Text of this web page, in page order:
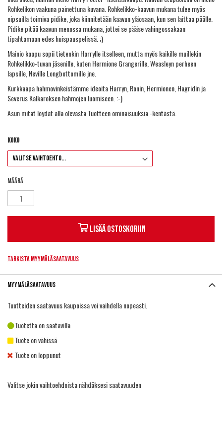
Rohkelikon vaakuna painettuna kuvana. Rohkelikko-kaavun mukana tulee myös
nipsuilla toimiva pidike, joka kiinnitetään kaavun yläosaan, kun sen laittaa päälle.
Pidike pitää kaavun menossa mukana, jottei se pääse vahingossakaan
tipahtamaan edes huispauspelissä. ;)
Mainio kaapu sopii tietenkin Harrylle itselleen, mutta myös kaikille muillekin
Rohkelikko-tuvan jäsenille, kuten Hermione Grangerille, Weasleyn perheen
lapsille, Neville Longbottomille jne.
Kurkkaapahahmovinkeistämmeideoita Harryn, Ronin, Hermionen, Hagridin ja
Severus Kalkaroksen hahmojen luomiseen. :-)
Asun mitat löydät alla olevasta Tuotteen ominaisuuksia -kentästä.
Koko
Määrä
Lisää ostoskoriin
Tarkista myymäläsaatavuus
Myymäläsaatavuus
Tuotteiden saatavuus kaupoissa voi vaihdella nopeasti.
Tuotetta on saatavilla
Tuote on vähissä
Tuote on loppunut
Valitse jokin vaihtoehdoista nähdäksesi saatavuuden